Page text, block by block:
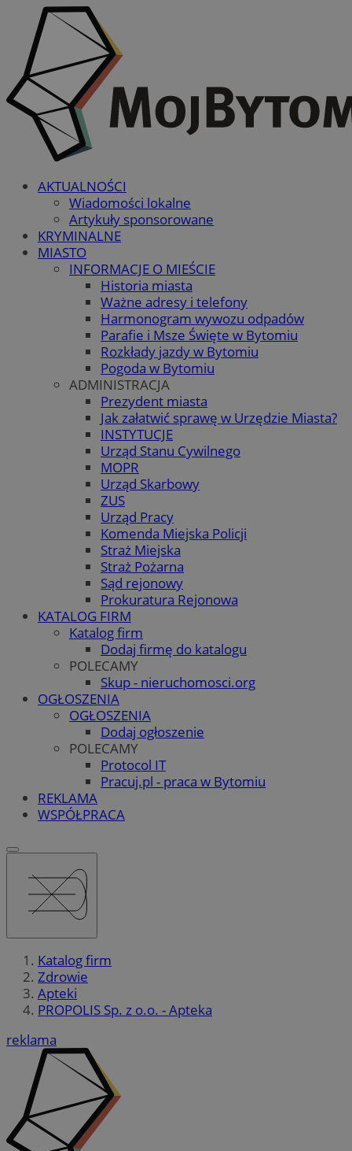
AKTUALNOŚCI
Wiadomości lokalne
Artykuły sponsorowane
KRYMINALNE
MIASTO
INFORMACJE O MIEŚCIE
Historia miasta
Ważne adresy i telefony
Harmonogram wywozu odpadów
Parafie i Msze Święte w Bytomiu
Rozkłady jazdy w Bytomiu
Pogoda w Bytomiu
ADMINISTRACJA
Prezydent miasta
Jak załatwić sprawę w Urzędzie Miasta?
INSTYTUCJE
Urząd Stanu Cywilnego
MOPR
Urząd Skarbowy
ZUS
Urząd Pracy
Komenda Miejska Policji
Straż Miejska
Straż Pożarna
Sąd rejonowy
Prokuratura Rejonowa
KATALOG FIRM
Katalog firm
Dodaj firmę do katalogu
POLECAMY
Skup - nieruchomosci.org
OGŁOSZENIA
OGŁOSZENIA
Dodaj ogłoszenie
POLECAMY
Protocol IT
Pracuj.pl - praca w Bytomiu
REKLAMA
WSPÓŁPRACA
Katalog firm
Zdrowie
Apteki
PROPOLIS Sp. z o.o. - Apteka
reklama